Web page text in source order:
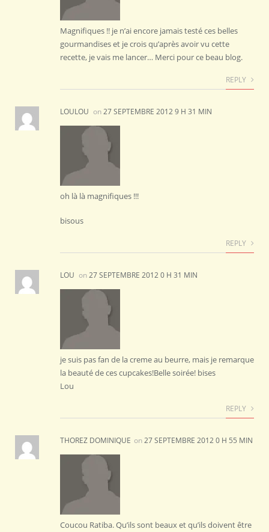
Magnifiques !! je n’ai encore jamais testé ces belles
gourmandises et je crois qu’après avoir vu cette
recette, je vais me lancer… Merci pour ce beau blog.
REPLY
LOULOU on27 SEPTEMBRE 2012 9 H 31 MIN
oh là là magnifiques !!!
bisous
REPLY
LOU on27 SEPTEMBRE 2012 0 H 31 MIN
je suis pas fan de la creme au beurre, mais je remarque
la beauté de ces cupcakes!Belle soirée! bises
Lou
REPLY
THOREZ DOMINIQUE on27 SEPTEMBRE 2012 0 H 55 MIN
Coucou Ratiba. Qu’ils sont beaux et qu’ils doivent être